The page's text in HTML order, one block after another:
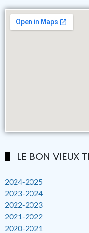
LE BON VIEUX
2024-2025
2023-2024
2022-2023
2021-2022
2020-2021